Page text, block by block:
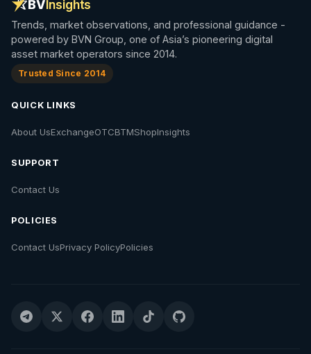
BVInsights
Trends, market observations, and professional guidance -
powered by BVN Group, one of Asia’s pioneering digital
asset market operators since 2014.
Trusted Since 2014
QUICK LINKS
About UsExchangeOTCBTMShopInsights
SUPPORT
Contact Us
POLICIES
Contact UsPrivacy PolicyPolicies